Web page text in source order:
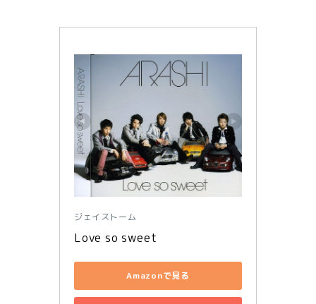
ジェイストーム
Love so sweet
Amazonで見る